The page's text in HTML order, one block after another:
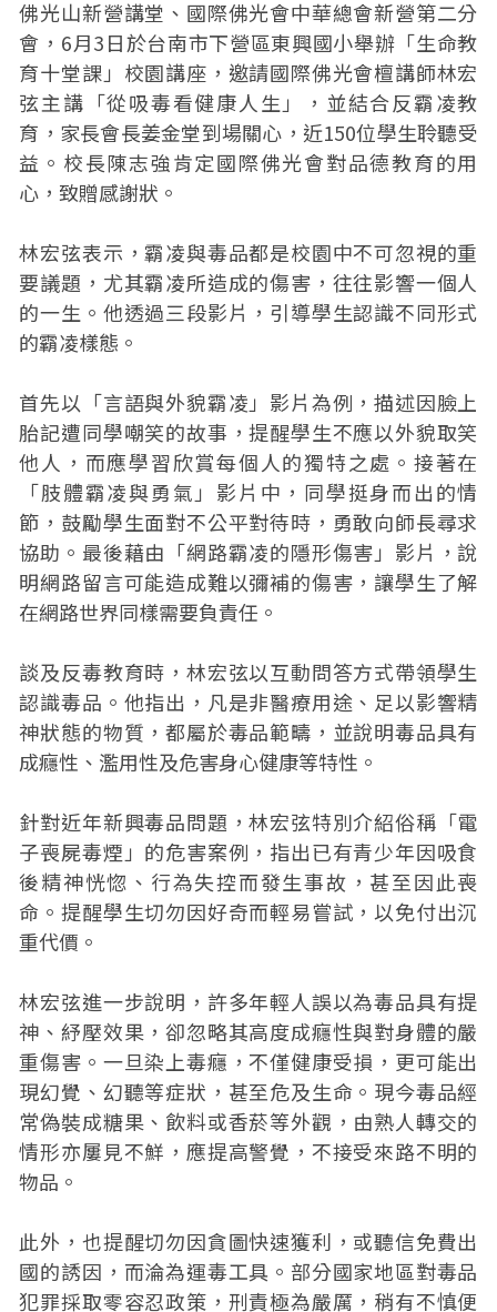
佛光山新營講堂、國際佛光會中華總會新營第二分
會，6月3日於台南市下營區東興國小舉辦「生命教
育十堂課」校園講座，邀請國際佛光會檀講師林宏
弦主講「從吸毒看健康人生」，並結合反霸凌教
育，家長會長姜金堂到場關心，近150位學生聆聽受
益。校長陳志強肯定國際佛光會對品德教育的用
心，致贈感謝狀。
林宏弦表示，霸凌與毒品都是校園中不可忽視的重
要議題，尤其霸凌所造成的傷害，往往影響一個人
的一生。他透過三段影片，引導學生認識不同形式
的霸凌樣態。
首先以「言語與外貌霸凌」影片為例，描述因臉上
胎記遭同學嘲笑的故事，提醒學生不應以外貌取笑
他人，而應學習欣賞每個人的獨特之處。接著在
「肢體霸凌與勇氣」影片中，同學挺身而出的情
節，鼓勵學生面對不公平對待時，勇敢向師長尋求
協助。最後藉由「網路霸凌的隱形傷害」影片，說
明網路留言可能造成難以彌補的傷害，讓學生了解
在網路世界同樣需要負責任。
談及反毒教育時，林宏弦以互動問答方式帶領學生
認識毒品。他指出，凡是非醫療用途、足以影響精
神狀態的物質，都屬於毒品範疇，並說明毒品具有
成癮性、濫用性及危害身心健康等特性。
針對近年新興毒品問題，林宏弦特別介紹俗稱「電
子喪屍毒煙」的危害案例，指出已有青少年因吸食
後精神恍惚、行為失控而發生事故，甚至因此喪
命。提醒學生切勿因好奇而輕易嘗試，以免付出沉
重代價。
林宏弦進一步說明，許多年輕人誤以為毒品具有提
神、紓壓效果，卻忽略其高度成癮性與對身體的嚴
重傷害。一旦染上毒癮，不僅健康受損，更可能出
現幻覺、幻聽等症狀，甚至危及生命。現今毒品經
常偽裝成糖果、飲料或香菸等外觀，由熟人轉交的
情形亦屢見不鮮，應提高警覺，不接受來路不明的
物品。
此外，也提醒切勿因貪圖快速獲利，或聽信免費出
國的誘因，而淪為運毒工具。部分國家地區對毒品
犯罪採取零容忍政策，刑責極為嚴厲，稍有不慎便